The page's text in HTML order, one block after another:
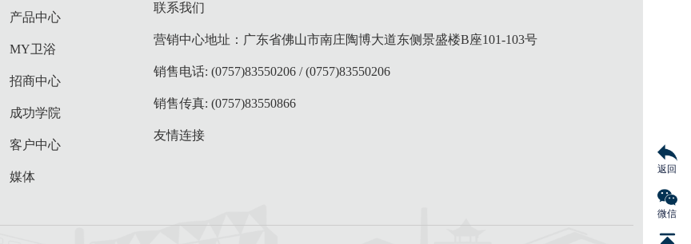
返回
微信
产品中心
MY卫浴
招商中心
成功学院
客户中心
媒体
联系我们
营销中心地址：广东省佛山市南庄陶博大道东侧景盛楼B座101-103号
销售电话: (0757)83550206 / (0757)83550206
销售传真: (0757)83550866
友情连接